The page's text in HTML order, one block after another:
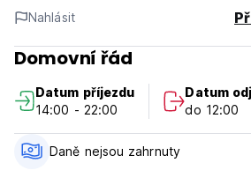
věcí. Dřevěný materiál a otevřený
váš nejlepší zážitek. Užijte si letní dny
koupáním v našem nově
(Auto-translated from original language)
Nahlásit
Domovní řád
Datum příjezdu
14:00 - 22:00
Datum
do 12:00
Daně nejsou zahrnuty